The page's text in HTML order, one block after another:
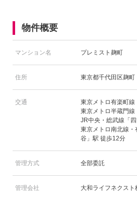
物件概要
マンション名 プレミスト麹町
住所 東京都千代田区麹町
交通
東京メトロ有楽町
東京メトロ半蔵門
JR中央・総武線「
東京メトロ南北線・
谷」駅 徒歩12分
管理方式 全部委託
管理会社 大和ライフネクスト